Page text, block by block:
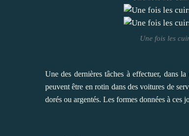
Une fois les
Une des dernières tâches à effectuer, dans
peuvent être en rotin dans des voitures de
dorés ou argentés. Les formes données à ces